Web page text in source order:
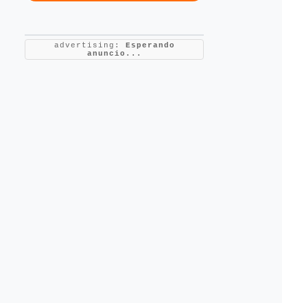
advertising: Esperando
anuncio...